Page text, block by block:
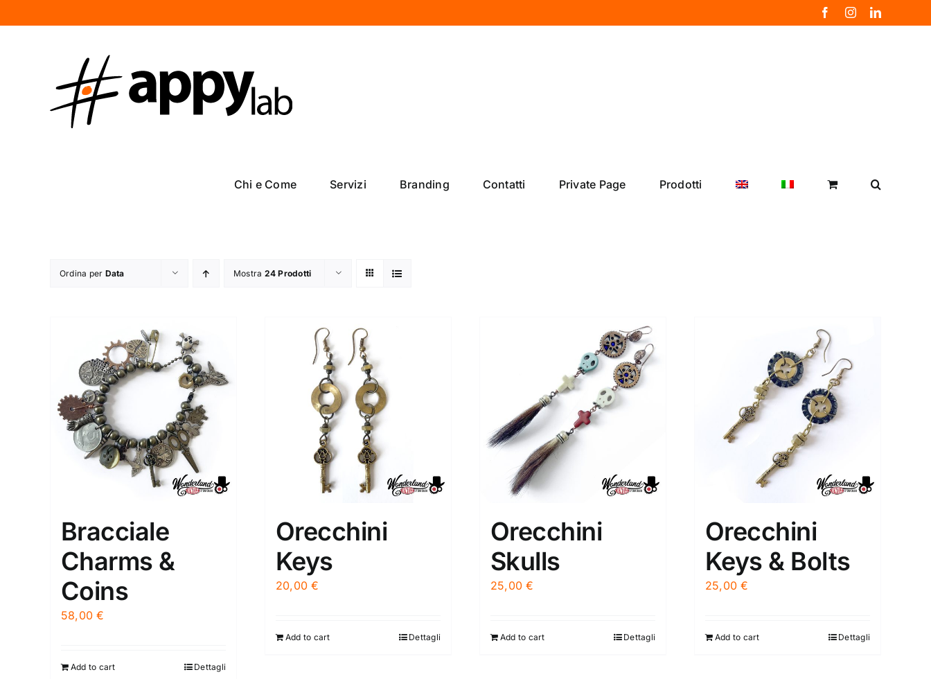
al
FacebookInstagramLinkedIn
Chi e Come Servizi Branding Contatti Private Page Prodotti
Ordina per Data Mostra 24 Prodotti
Bracciale
Charms &
Coins
58,00€
Add to cart Dettagli
Orecchini
Keys
20,00€
Add to cart Dettagli
Orecchini
Skulls
25,00€
Add to cart Dettagli
Orecchini
Keys & Bolts
25,00€
Add to cart Dettagli